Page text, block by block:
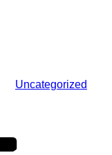
Uncategorized